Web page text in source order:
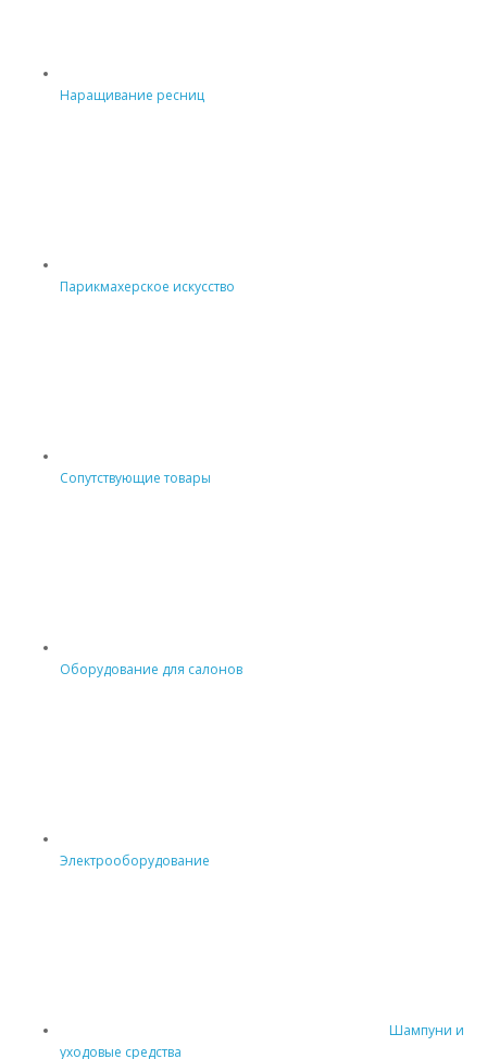
Наращивание ресниц
Парикмахерское искусство
Сопутствующие товары
Оборудование для салонов
Электрооборудование
Шампуни и
уходовые средства